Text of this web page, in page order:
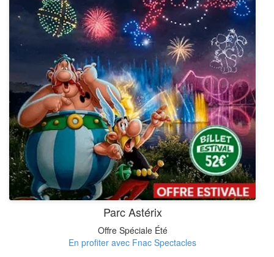
Parc Astérix
Offre Spéciale Été
En profiter avec Fnac Spectacles